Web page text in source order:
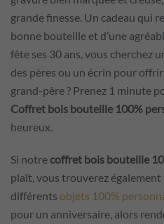
grande finesse. Un cadeau qui
bonne bouteille et d’une
fête ses 30 ans, vous cherchez
des pères ou un écrin pour
grand-père ? Prenez 1 minute
Coffret bois bouteille 100%
heureux.
Si notre coffret bois bouteille
plaît, vous trouverez
différents objets 100%
pour un anniversaire, alors